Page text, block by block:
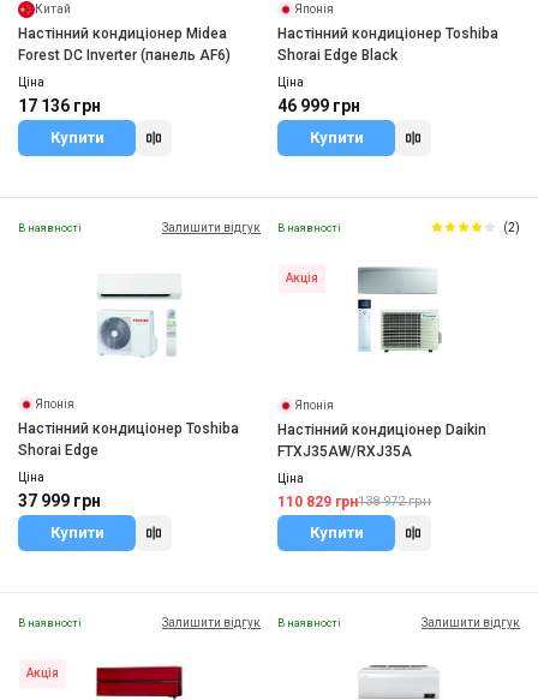
Китай
Настінний кондиціонер Midea
Forest DC Inverter (панель AF6)
Ціна
17 136 грн
Купити
Японія
Настінний кондиціонер Toshiba
Shorai Edge Blaсk
Ціна
46 999 грн
Купити
В наявності Залишити відгук
Японія
Настінний кондиціонер Toshiba
Shorai Edge
Ціна
37 999 грн
Купити
В наявності (2)
Акція
Японія
Настінний кондиціонер Daikin
FTXJ35AW/RXJ35A
Ціна
110 829 грн138 972 грн
Купити
В наявності Залишити відгук
Акція
В наявності Залишити відгук